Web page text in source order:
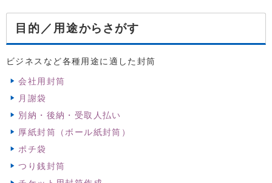
目的／用途からさがす
ビジネスなど各種用途に適した封筒
会社用封筒
月謝袋
別納・後納・受取人払い
厚紙封筒（ボール紙封筒）
ポチ袋
つり銭封筒